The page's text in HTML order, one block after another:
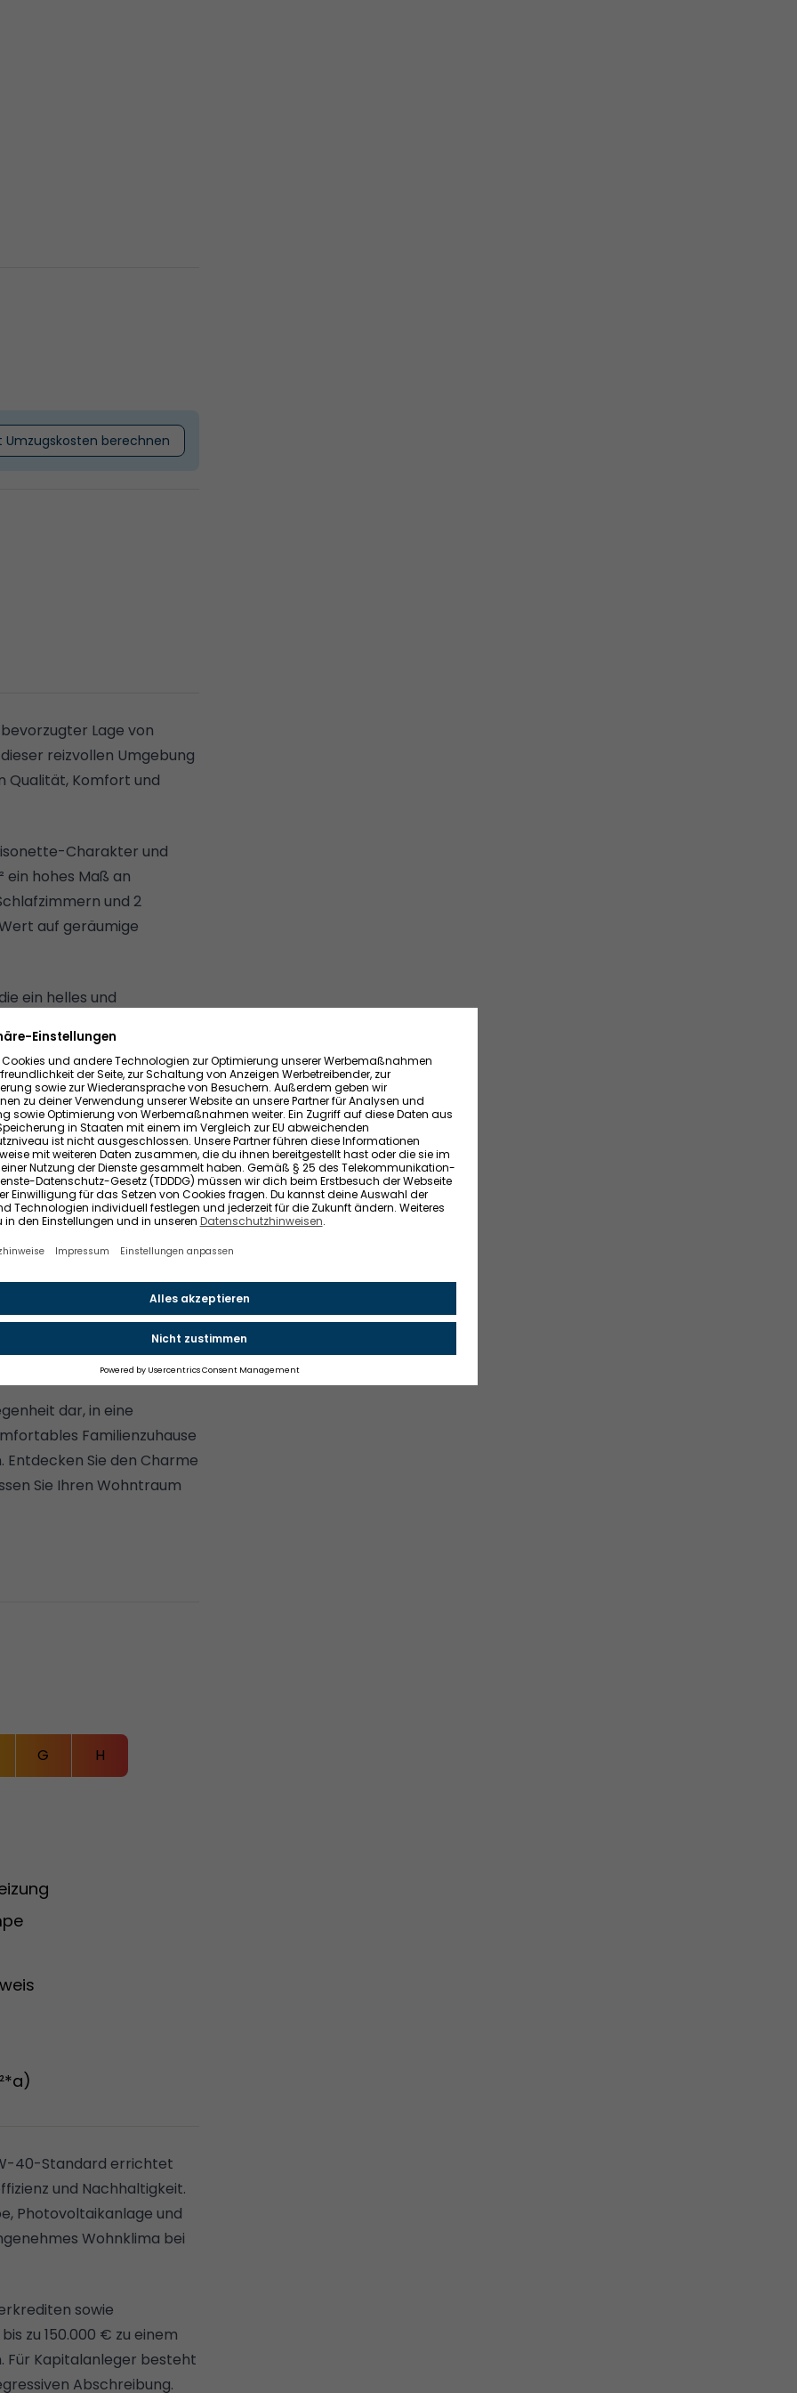
Umzugskosten berechnen
Lage von
reizvollen Umgebung
Qualität, Komfort und
Charakter und
ein hohes Maß an
und 2
auf geräumige
ein helles und
ist zweifellos der
und Entspannen
Wünsche für das
direkten Zugang zum
Plätzchen für
Wohnung zudem über
Seite des
durch die
hervorragende Akustik
Wohnung übernimmt
Kaufpreises. Dadurch
Vorteil für
dar, in eine
Familienzuhause
Sie den Charme
Sie Ihren Wohntraum
G H
40-Standard errichtet
und Nachhaltigkeit.
Photovoltaikanlage und
Wohnklima bei
sowie
zu 150.000 € zu einem
Für Kapitalanleger besteht
Abschreibung.